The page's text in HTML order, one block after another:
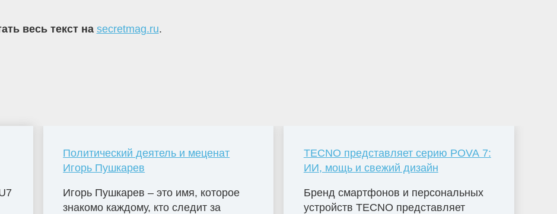
весь текст на secretmag.ru.
Политический деятель и меценат
Игорь Пушкарев
Игорь Пушкарев – это имя, которое
знакомо каждому, кто следит за
TECNO представляет серию POVA 7:
ИИ, мощь и свежий дизайн
Бренд смартфонов и персональных
устройств TECNO представляет